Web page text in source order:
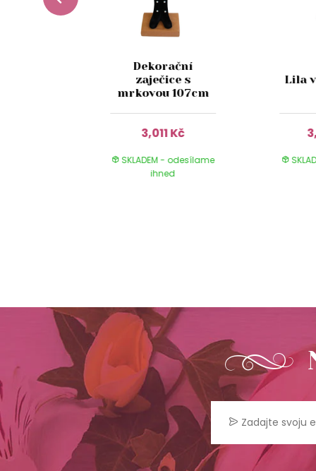
Dekorační
zaječice s
mrkovou 107cm
3,011 Kč
SKLADEM - odesílame
ihned
Lila